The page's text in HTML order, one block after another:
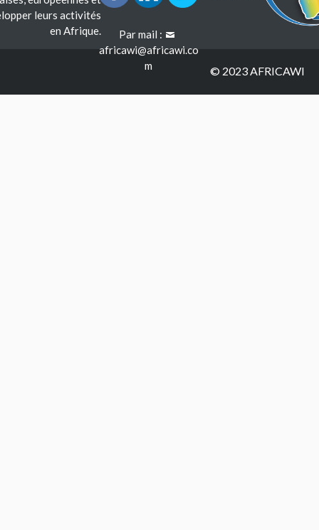
leurs activités
en Afrique.
Par mail :
africawi@africawi.co
m
© 2023 AFRICAWI